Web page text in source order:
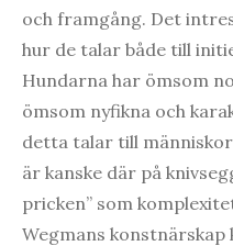
och framgång. Det
hur de talar både till
Hundarna har ömsom
ömsom nyfikna och
detta talar till
är kanske där på
pricken” som
Wegmans